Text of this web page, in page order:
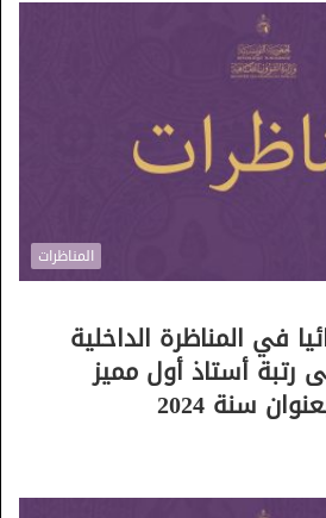
المناظرات
في المناظرة الداخلية
رتبة أستاذ أول مميز
سنة 2024